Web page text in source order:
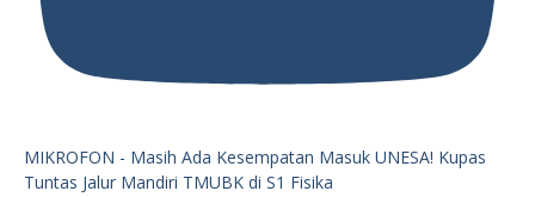
MIKROFON - Masih Ada Kesempatan Masuk UNESA! Kupas
Tuntas Jalur Mandiri TMUBK di S1 Fisika